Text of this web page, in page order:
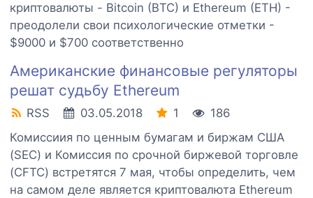
криптовалюты - Bitcoin (BTC) и Ethereum (ETH) -
преодолели свои психологические отметки -
$9000 и $700 соответственно
Американские финансовые регуляторы
решат судьбу Ethereum
RSS 03.05.2018 1
186
Комиссиия по ценным бумагам и биржам США
(SEC) и Комиссия по срочной биржевой торговле
(CFTC) встретятся 7 мая, чтобы определить, чем
на самом деле является криптовалюта Ethereum